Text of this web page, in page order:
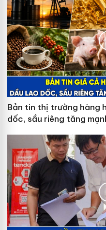
Bản tin thị trường hàng
dốc, sầu riêng tăng